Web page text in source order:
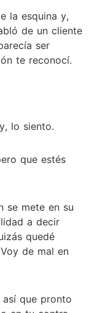
la esquina y,
de un cliente
ser
te reconocí.
lo siento.
que estés
se mete en su
a decir
quedé
de mal en
así que pronto